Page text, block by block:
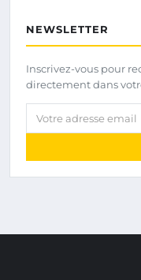
NEWSLETTER
Inscrivez-vous pour
directement dans
Votre adresse email